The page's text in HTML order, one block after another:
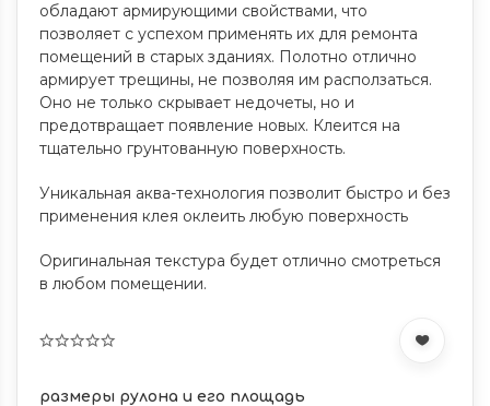
обладают армирующими свойствами, что
позволяет с успехом применять их для ремонта
помещений в старых зданиях. Полотно отлично
армирует трещины, не позволяя им расползаться.
Оно не только скрывает недочеты, но и
предотвращает появление новых. Клеится на
тщательно грунтованную поверхность.
Уникальная аква-технология позволит быстро и без
применения клея оклеить любую поверхность
Оригинальная текстура будет отлично смотреться
в любом помещении.
размеры рулона и его площадь